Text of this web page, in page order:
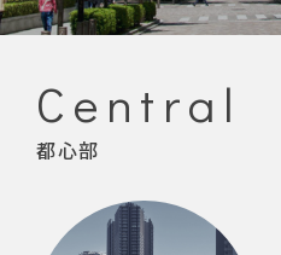
都心部
Central